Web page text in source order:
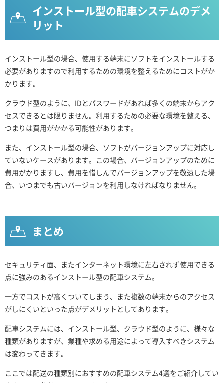
インストール型の配車システムのデメ
リット
インストール型の場合、使用する端末にソフトをインストールする
必要がありますので利用するための環境を整えるためにコストがか
かります。
クラウド型のように、IDとパスワードがあれば多くの端末からアク
セスできるとは限りません。利用するための必要な環境を整える、
つまりは費用がかかる可能性があります。
また、インストール型の場合、ソフトがバージョンアップに対応し
ていないケースがあります。この場合、バージョンアップのために
費用がかりますし、費用を惜しんでバージョンアップを敬遠した場
合、いつまでも古いバージョンを利用しなければなりません。
まとめ
セキュリティ面、またインターネット環境に左右されず使用できる
点に強みのあるインストール型の配車システム。
一方でコストが高くついてしまう、また複数の端末からのアクセス
がしにくいといった点がデメリットとしてあります。
配車システムには、インストール型、クラウド型のように、様々な
種類がありますが、業種や求める用途によって導入すべきシステム
は変わってきます。
ここでは配送の種類別におすすめの配車システム4選をご紹介してい